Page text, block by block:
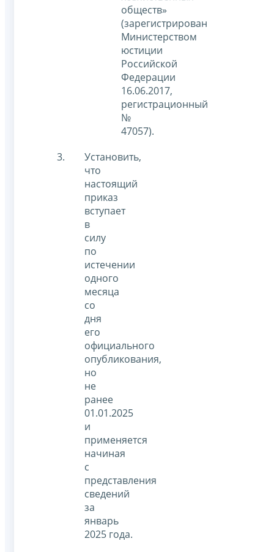
обществ»
(зарегистрирован
Министерством
юстиции
Российской
Федерации
16.06.2017,
регистрационный
№
47057).
Установить,
что
настоящий
приказ
вступает
в
силу
по
истечении
одного
месяца
со
дня
его
официального
опубликования,
но
не
ранее
01.01.2025
и
применяется
начиная
с
представления
сведений
за
январь
2025 года.